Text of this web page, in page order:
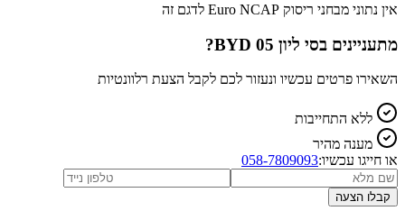
אין נתוני מבחני ריסוק Euro NCAP לדגם זה
מתעניינים בBYD סי ליון 05 ?
השאירו פרטים עכשיו ונעזור לכם לקבל הצעת רלוונטיות
ללא התחייבות
מענה מהיר
או חייגו עכשיו:058-7809093
קבלו הצעה